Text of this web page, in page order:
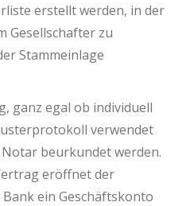
erstellt werden, in der
Gesellschafter zu
Stammeinlage
ganz egal ob individuell
verwendet
beurkundet werden.
eröffnet der
ein Geschäftskonto